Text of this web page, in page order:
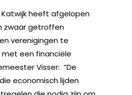
heeft afgelopen
zwaar getroffen
verenigingen te
een financiële
Visser: “De
economisch lijden